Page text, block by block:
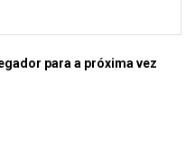
para a próxima vez